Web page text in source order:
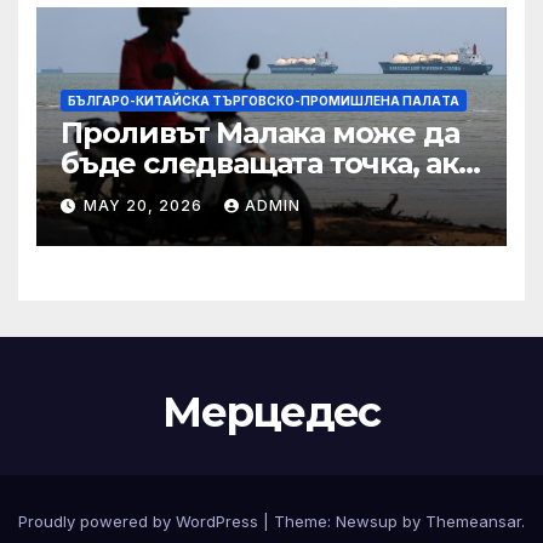
БЪЛГАРО-КИТАЙСКА ТЪРГОВСКО-ПРОМИШЛЕНА ПАЛAТА
Проливът Малака може да
бъде следващата точка, ако
Азия не внимава
MAY 20, 2026 ADMIN
Мерцедес
Proudly powered by WordPress Theme: Newsup by Themeansar.